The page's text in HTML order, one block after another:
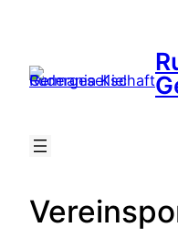
springen